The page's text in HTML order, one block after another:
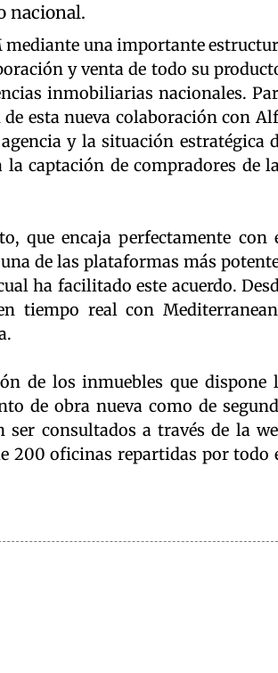
nacional.
mediante una importante
y venta de todo su
inmobiliarias nacionales.
esta nueva colaboración con
y la situación estratégica
captación de compradores de
que encaja perfectamente con
de las plataformas más
ha facilitado este acuerdo.
tiempo real con
de los inmuebles que dispone
de obra nueva como de
consultados a través de la
200 oficinas repartidas por todo